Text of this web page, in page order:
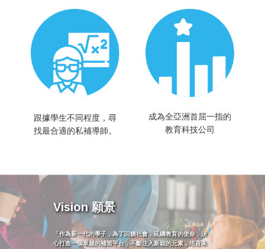
跟據學生不同程度，尋
找最合適的私補導師。
成為全亞洲首屈一指的
教育科技公司
Vision 願景
「作為新一代的學子，為了回饋社會，延續教育的使命，決
心打造一個卓越的補習平台，不斷注入新穎的元素，培育未